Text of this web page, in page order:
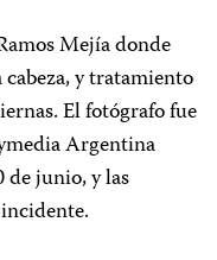
Mejía donde
y tratamiento
El fotógrafo fue
Argentina
junio, y las